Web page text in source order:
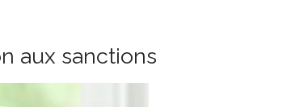
aux sanctions